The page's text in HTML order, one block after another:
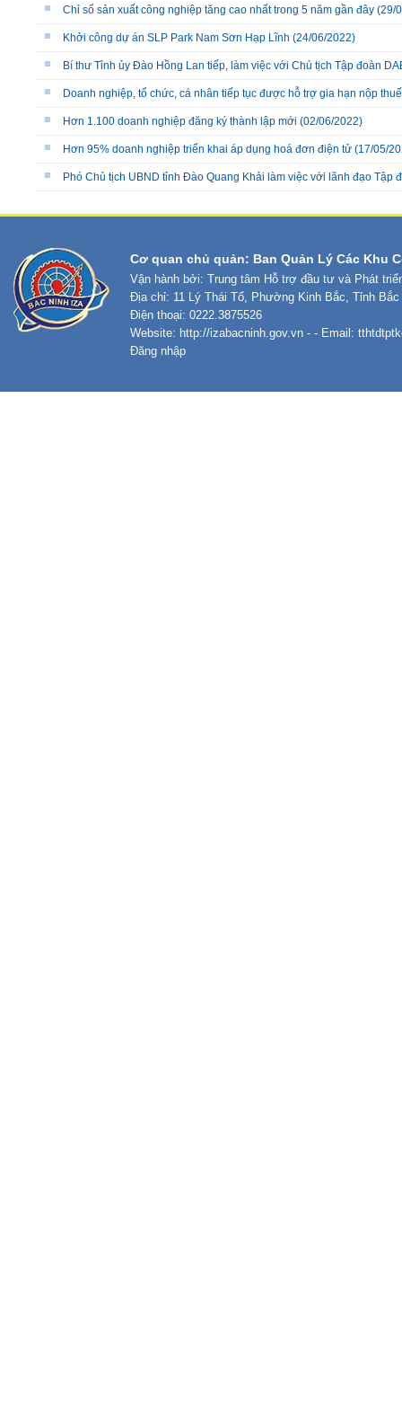
Chỉ số sản xuất công nghiệp tăng cao nhất trong 5 năm gần đây (29/
Khởi công dự án SLP Park Nam Sơn Hạp Lĩnh (24/06/2022)
Bí thư Tỉnh ủy Đào Hồng Lan tiếp, làm việc với Chủ tịch Tập đoàn
Doanh nghiệp, tổ chức, cá nhân tiếp tục được hỗ trợ gia hạn nộp
Hơn 1.100 doanh nghiệp đăng ký thành lập mới (02/06/2022)
Hơn 95% doanh nghiệp triển khai áp dụng hoá đơn điện tử (17/05/
Phó Chủ tịch UBND tỉnh Đào Quang Khải làm việc với lãnh đạo Tập
Cơ quan chủ quản: Ban Quản Lý Các Khu
Vận hành bởi: Trung tâm Hỗ trợ đầu tư và Phát
Địa chỉ: 11 Lý Thái Tổ, Phường Kinh Bắc, Tỉnh Bắc
Điện thoại: 0222.3875526
Website: http://izabacninh.gov.vn - - Email:
Đăng nhập